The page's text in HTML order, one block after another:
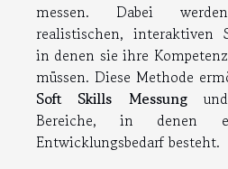
messen. Dabei
realistischen, interaktiven
in denen sie ihre
müssen. Diese Methode
Soft Skills Messungund
Bereiche, in denen
Entwicklungsbedarf besteht.